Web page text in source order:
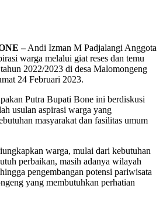
–Andi Izman M Padjalangi Anggota
warga melalui giat reses dan temu
2022/2023 di desa Malomongeng
24 Februari 2023.
Putra Bupati Bone ini berdiskusi
usulan aspirasi warga yang
masyarakat dan fasilitas umum
warga, mulai dari kebutuhan
perbaikan, masih adanya wilayah
pengembangan potensi pariwisata
yang membutuhkan perhatian